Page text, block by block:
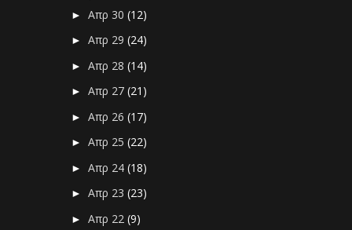
►Απρ 30(12)
►Απρ 29(24)
►Απρ 28(14)
►Απρ 27(21)
►Απρ 26(17)
►Απρ 25(22)
►Απρ 24(18)
►Απρ 23(23)
►Απρ 22(9)